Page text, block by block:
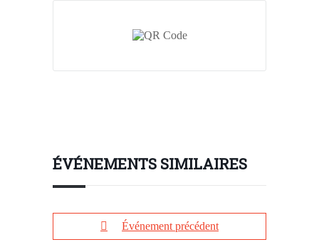
ÉVÉNEMENTS SIMILAIRES
Événement précédent